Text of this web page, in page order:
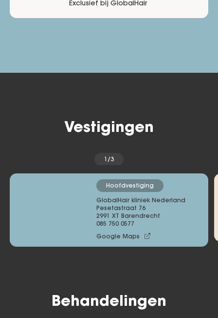
Exclusief bij GlobalHair
Vestigingen
1/3
Hoofdvestiging
GlobalHair kliniek Nederland
Pesetastraat 76
2991 XT Barendrecht
085 750 0577
Google Maps
Behandelingen